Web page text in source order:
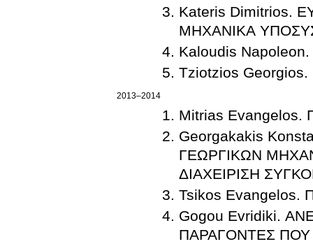
Kateris Dimitrios.
ΜΗΧΑΝΙΚΑ
Kaloudis Napoleon.
Tziotzios Georgios.
2013–2014
Mitrias Evangelos.
Georgakakis
ΓΕΩΡΓΙΚΩΝ
ΔΙΑΧΕΙΡΙΣΗ
Tsikos Evangelos.
Gogou Evridiki.
ΠΑΡΑΓΟΝΤΕΣ